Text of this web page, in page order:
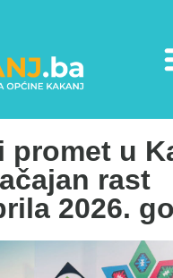
promet u
rast
2026.